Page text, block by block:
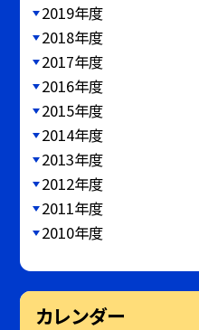
2019年度
2018年度
2017年度
2016年度
2015年度
2014年度
2013年度
2012年度
2011年度
2010年度
カレンダー